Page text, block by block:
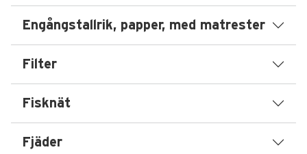
Engångstallrik, papper, med matrester
Filter
Fisknät
Fjäder